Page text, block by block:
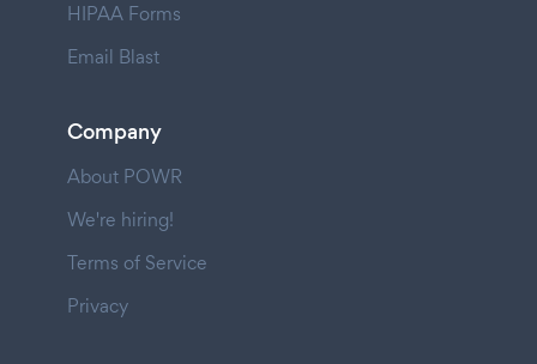
HIPAA Forms
Email Blast
Company
About POWR
We're hiring!
Terms of Service
Privacy